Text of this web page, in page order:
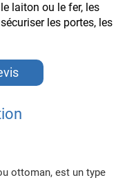
laiton ou le fer, les
les portes, les
ottoman, est un type